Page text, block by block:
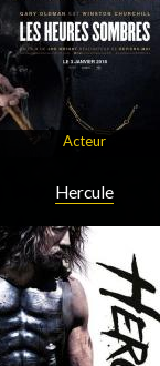
Acteur
Hercule